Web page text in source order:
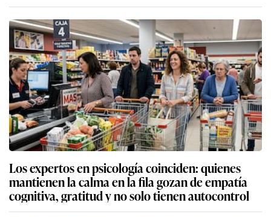
Los expertos en psicología coinciden: quienes
mantienen la calma en la fila gozan de empatía
cognitiva, gratitud y no solo tienen autocontrol